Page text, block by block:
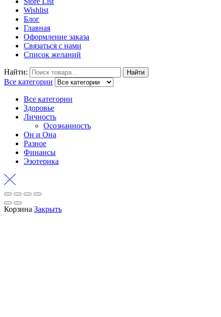
Wishlist
Блог
Главная
Оформление заказа
Связаться с нами
Список желаний
Найти: Найти
Все категории
Все категории
Здоровье
Личность
Осознанность
Он и Она
Разное
Финансы
Эзотерика
Корзина Закрыть